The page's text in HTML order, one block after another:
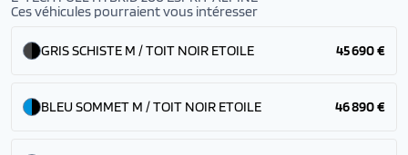
Ces véhicules pourraient vous intéresser
GRIS SCHISTE M / TOIT NOIR ETOILE 45 690 €
BLEU SOMMET M / TOIT NOIR ETOILE 46 890 €